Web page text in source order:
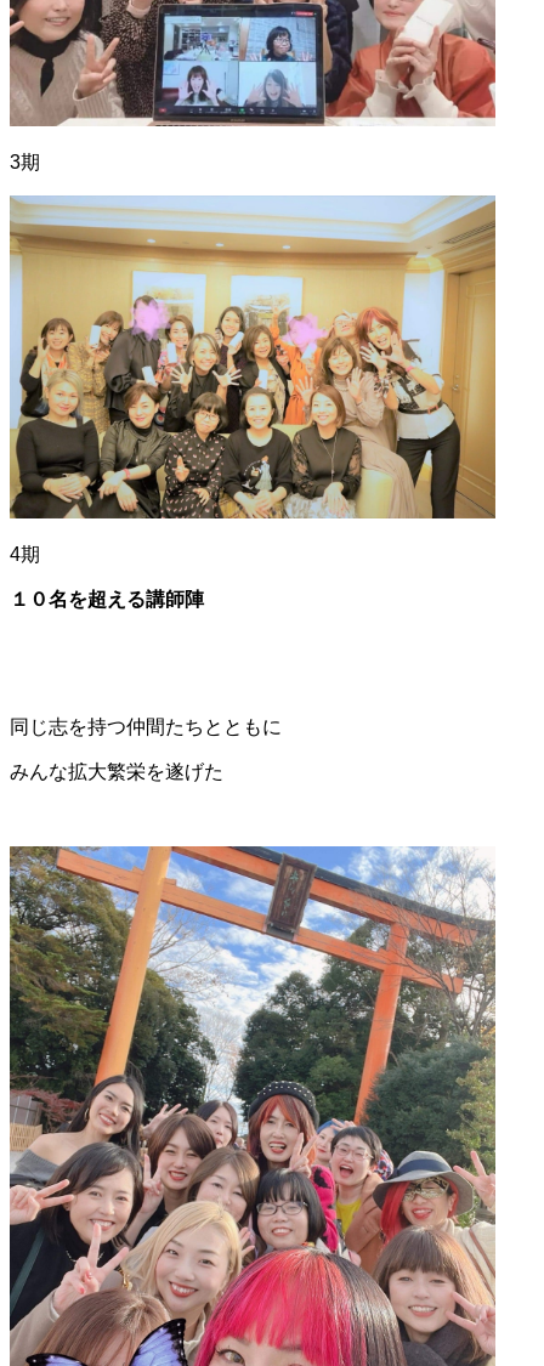
3期
4期
１０名を超える講師陣
同じ志を持つ仲間たちとともに
みんな拡大繁栄を遂げた